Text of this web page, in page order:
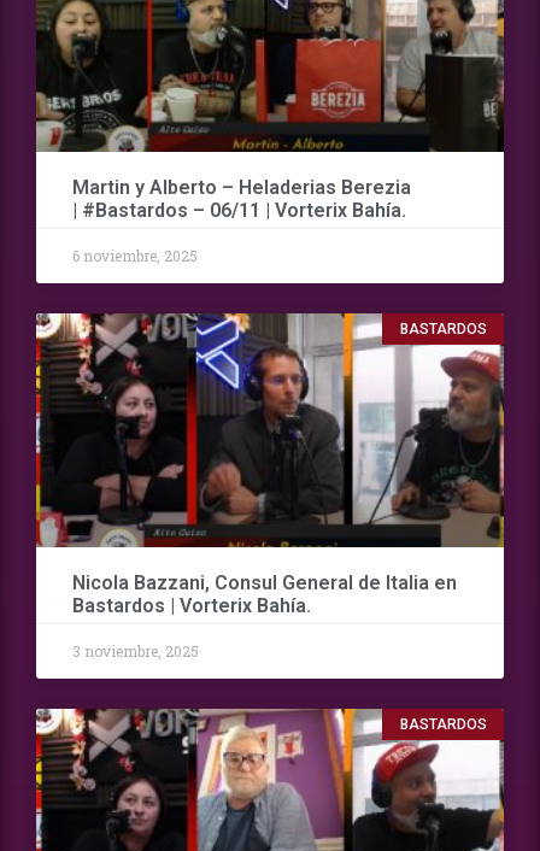
Martin y Alberto – Heladerias Berezia
| #Bastardos – 06/11 | Vorterix Bahía.
6 noviembre, 2025
BASTARDOS
Nicola Bazzani, Consul General de Italia en
Bastardos | Vorterix Bahía.
3 noviembre, 2025
BASTARDOS